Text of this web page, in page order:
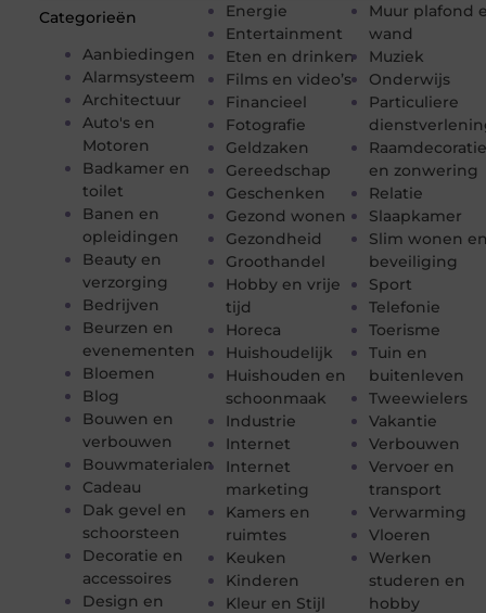
Categorieën
Aanbiedingen
Alarmsysteem
Architectuur
Auto's en
Motoren
Badkamer en
toilet
Banen en
opleidingen
Beauty en
verzorging
Bedrijven
Beurzen en
evenementen
Bloemen
Blog
Bouwen en
verbouwen
Bouwmaterialen
Cadeau
Dak gevel en
schoorsteen
Decoratie en
accessoires
Design en
Energie
Entertainment
Eten en drinken
Films en video’s
Financieel
Fotografie
Geldzaken
Gereedschap
Geschenken
Gezond wonen
Gezondheid
Groothandel
Hobby en vrije
tijd
Horeca
Huishoudelijk
Huishouden en
schoonmaak
Industrie
Internet
Internet
marketing
Kamers en
ruimtes
Keuken
Kinderen
Kleur en Stijl
Muur plafond
wand
Muziek
Onderwijs
Particuliere
en zonwering
Relatie
Slaapkamer
Slim wonen
beveiliging
Sport
Telefonie
Toerisme
Tuin en
buitenleven
Tweewielers
Vakantie
Verbouwen
Vervoer en
transport
Verwarming
Vloeren
Werken
studeren en
hobby